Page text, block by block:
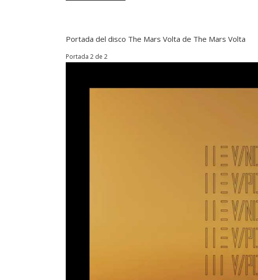
Portada del disco The Mars Volta de The Mars Volta
Portada 2 de 2